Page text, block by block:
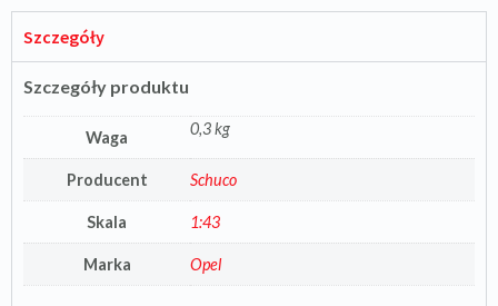
Szczegóły
Szczegóły produktu
Waga 0,3 kg
Producent Schuco
Skala 1:43
Marka Opel